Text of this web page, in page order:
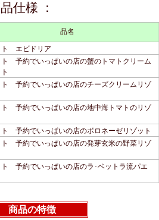
仕様 ：
品名
ト エビドリア
ト 予約でいっぱいの店の蟹のトマトクリーム
ト 予約でいっぱいの店のチーズクリームリゾ
ト 予約でいっぱいの店の地中海トマトのリゾ
ト 予約でいっぱいの店のボロネーゼリゾット
ト 予約でいっぱいの店の発芽玄米の野菜リゾ
ト 予約でいっぱいの店のラ･ベットラ流パエ
商品の特徴